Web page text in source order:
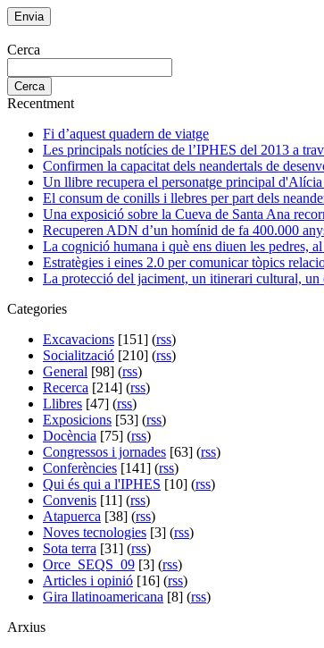
Cerca
Recentment
Fi d’aquest quadern de viatge
Les principals notícies de l’IPHES del 2013 a
Confirmen la capacitat dels neandertals de
Un llibre recupera el personatge principal
El consum de conills i llebres per part dels
Una exposició sobre la Cueva de Santa Ana
Recuperen ADN d’un homínid de fa 400.000
La cognició humana i què ens diuen les pedres,
Estratègies i eines 2.0 per comunicar tòpics
La protecció del jaciment, un itinerari cultural,
Categories
Excavacions [151] (rss)
Socialització [210] (rss)
General [98] (rss)
Recerca [214] (rss)
Llibres [47] (rss)
Exposicions [53] (rss)
Docència [75] (rss)
Congressos i jornades [63] (rss)
Conferències [141] (rss)
Qui és qui a l'IPHES [10] (rss)
Convenis [11] (rss)
Atapuerca [38] (rss)
Noves tecnologies [3] (rss)
Sota terra [31] (rss)
Orce_SEQS_09 [3] (rss)
Articles i opinió [16] (rss)
Gira llatinoamericana [8] (rss)
Arxius